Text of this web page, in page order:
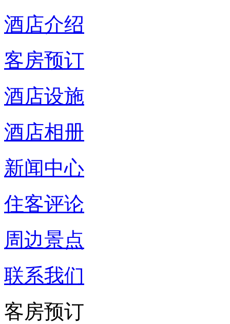
酒店介绍
客房预订
酒店设施
酒店相册
新闻中心
住客评论
周边景点
联系我们
客房预订